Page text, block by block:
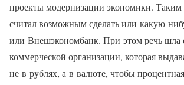
проекты модернизации экономики. Таким
считал возможным сделать или какую-
или Внешэкономбанк. При этом речь шла
коммерческой организации, которая
не в рублях, а в валюте, чтобы